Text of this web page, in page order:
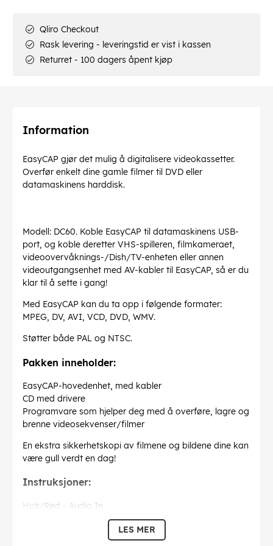
Qliro Checkout
Rask levering - leveringstid er vist i kassen
Returret - 100 dagers åpent kjøp
Information
EasyCAP gjør det mulig å digitalisere videokassetter.
Overfør enkelt dine gamle filmer til DVD eller
datamaskinens harddisk.
Modell: DC60. Koble EasyCAP til datamaskinens USB-
port, og koble deretter VHS-spilleren, filmkameraet,
videoovervåknings-/Dish/TV-enheten eller annen
videoutgangsenhet med AV-kabler til EasyCAP, så er du
klar til å sette i gang!
Med EasyCAP kan du ta opp i følgende formater:
MPEG, DV, AVI, VCD, DVD, WMV.
Støtter både PAL og NTSC.
Pakken inneholder:
EasyCAP-hovedenhet, med kabler
CD med drivere
Programvare som hjelper deg med å overføre, lagre og
brenne videosekvenser/filmer
En ekstra sikkerhetskopi av filmene og bildene dine kan
være gull verdt en dag!
Instruksjoner:
Hvit/Rød - Audio In
LES MER